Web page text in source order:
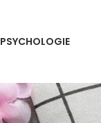
PSYCHOLOGIE